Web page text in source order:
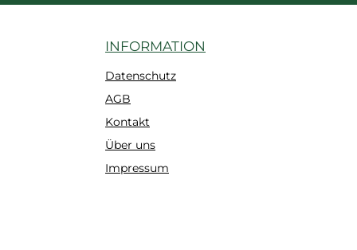
INFORMATION
Datenschutz
AGB
Kontakt
Über uns
Impressum